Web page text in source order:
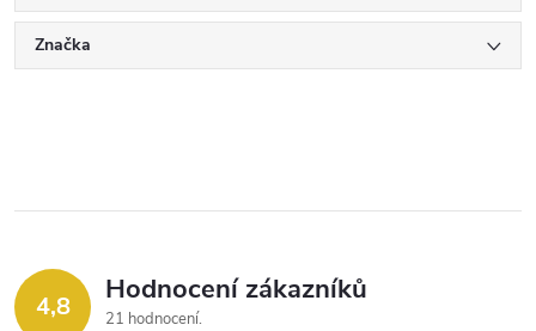
Značka
4,8 Hodnocení zákazníků
21 hodnocení